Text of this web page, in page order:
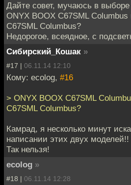
Дайте совет, мучаюсь в
ONYX BOOX C67SML
C67SML Columbus?
Недорогое, всеядное, с
Сибирский_Кошак »
#17 | 06.11.14 12:10
Кому: ecolog, #16
> ONYX BOOX C67SML
C67SML Columbus?
Камрад, я несколько минут
написании этих двух моделей!!
Так нельзя!
ecolog »
#18 | 06.11.14 12:28